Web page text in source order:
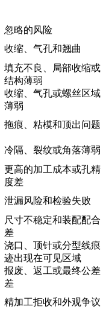
忽略的风险
收缩、气孔和翘曲
填充不良、局部收缩或
结构薄弱
收缩、气孔或螺丝区域
薄弱
拖痕、粘模和顶出问题
冷隔、裂纹或角落薄弱
更高的加工成本或孔精
度差
泄漏风险和检验失败
尺寸不稳定和装配配合
差
浇口、顶针或分型线痕
迹出现在可见区域
报废、返工或最终公差
差
精加工拒收和外观争议